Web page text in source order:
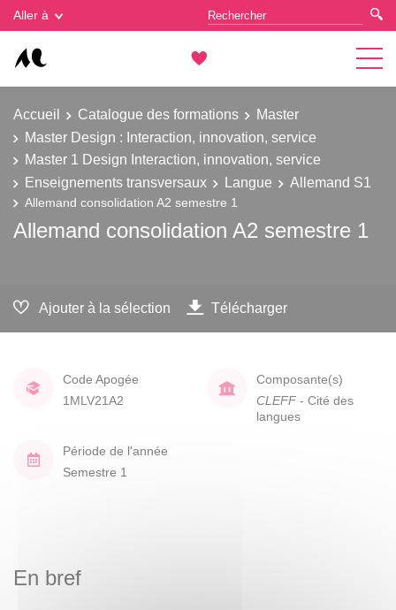
Aller à
Accueil Catalogue des formations
Master
Master Design : Interaction, innovation, service
Master 1 Design Interaction, innovation, service
Enseignements transversaux
Langue Allemand S1
Allemand consolidation A2 semestre 1
Allemand consolidation A2 semestre 1
Ajouter à la sélection Télécharger
Code Apogée
1MLV21A2
Composante(s)
CLEFF - Cité des
langues
Période de l'année
Semestre 1
En bref
Gestion des cookies